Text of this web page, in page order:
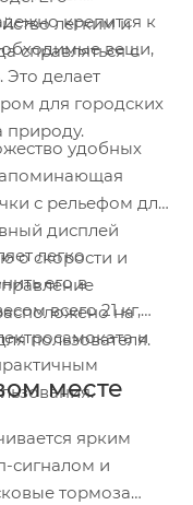
легким и
справляться с
крепится к
вещи,
Это делает
для городских
природу.
удобных
с рельефом для
дисплей
о скорости и
на
пользователя.
легко
его в
всего 21 кг,
и
месте
ярким
сигналом и
тормоза